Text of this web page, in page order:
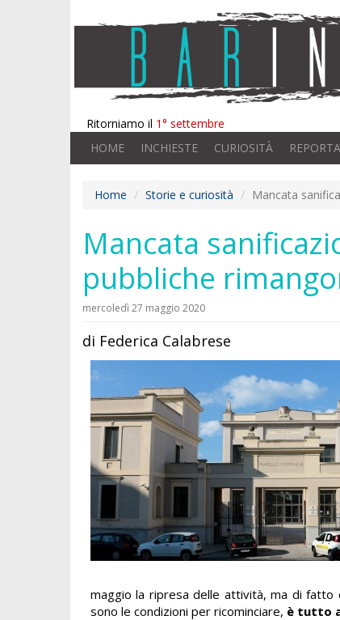
Ritorniamo il 1° settembre
HOME INCHIESTE CURIOSITÀ
Home Storie e curiosità Mancata
Mancata
pubbliche
mercoledì 27 maggio 2020
di Federica Calabrese
maggio la ripresa delle attività, ma di fatto
sono le condizioni per ricominciare, è tutto